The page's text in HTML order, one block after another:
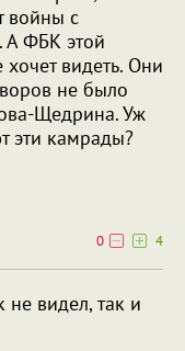
войны с
А ФБК этой
видеть. Они
не было
Щедрина. Уж
эти камрады?
0
4
видел, так и